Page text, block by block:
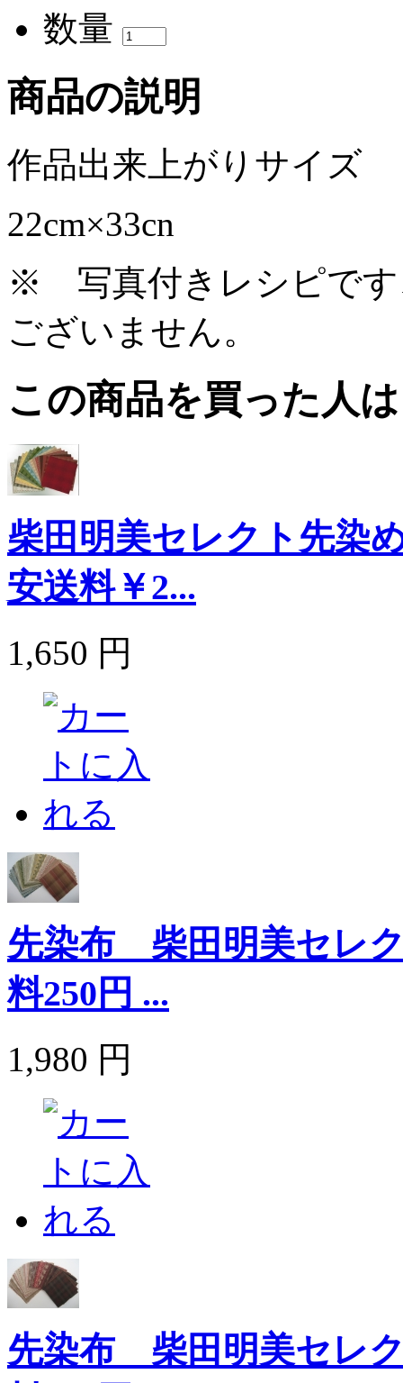
数量
商品の説明
作品出来上がりサイズ
22cm×33cn
※ 写真付きレシピです
ございません。
この商品を買った人
柴田明美セレクト先
安送料￥2...
1,650 円
先染布 柴田明美セレ
料250円 ...
1,980 円
先染布 柴田明美セレ